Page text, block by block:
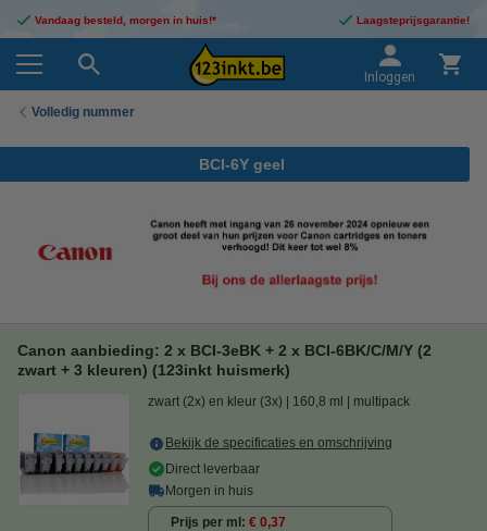
Vandaag besteld, morgen in huis!* Laagsteprijsgarantie!
Inloggen
Volledig nummer
BCI-6Y geel
Canon aanbieding: 2 x BCI-3eBK + 2 x BCI-6BK/C/M/Y (2
zwart + 3 kleuren) (123inkt huismerk)
zwart (2x) en kleur (3x) 160,8 ml multipack
Bekijk de specificaties en omschrijving
Direct leverbaar
Morgen in huis
Prijs per ml € 0,37